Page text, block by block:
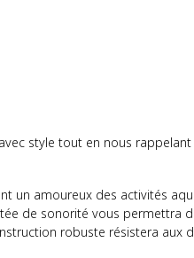
style tout en nous rappelant
un amoureux des activités
de sonorité vous permettra
robuste résistera aux